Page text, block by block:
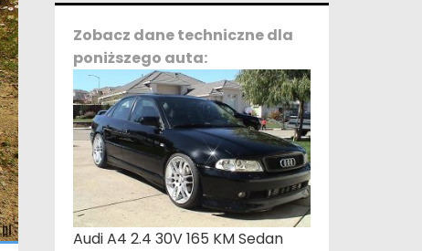
Zobacz dane techniczne dla
poniższego auta:
Audi A4 2.4 30V 165 KM Sedan